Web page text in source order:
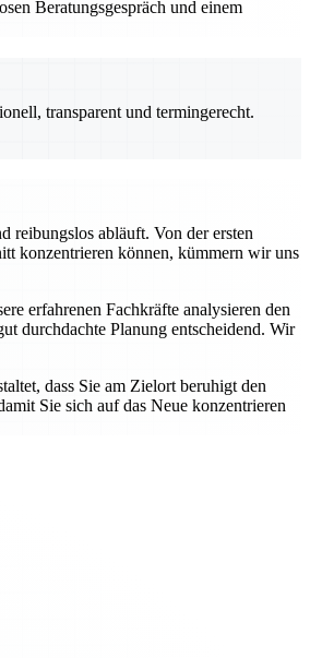
Beratungsgespräch und einem
transparent und termingerecht.
reibungslos abläuft. Von der ersten
konzentrieren können, kümmern wir uns
erfahrenen Fachkräfte analysieren den
durchdachte Planung entscheidend. Wir
dass Sie am Zielort beruhigt den
Sie sich auf das Neue konzentrieren